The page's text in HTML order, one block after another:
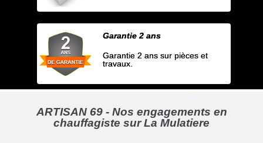
Garantie 2 ans
Garantie 2 ans sur pièces et
travaux.
ARTISAN 69 - Nos engagements en
chauffagiste sur La Mulatiere